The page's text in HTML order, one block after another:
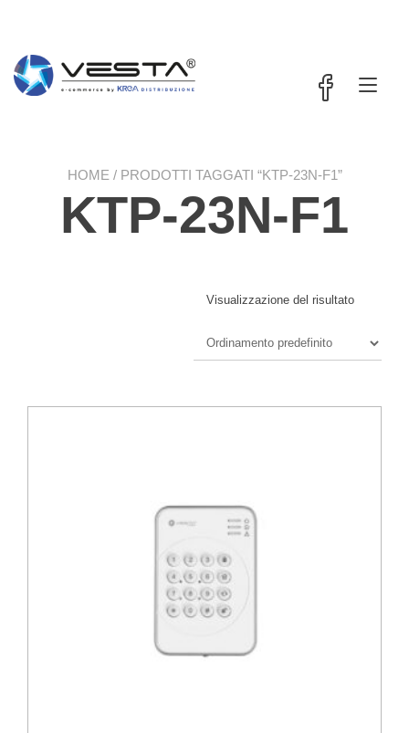
HOME / PRODOTTI TAGGATI “KTP-23N-F1”
KTP-23N-F1
Visualizzazione del risultato